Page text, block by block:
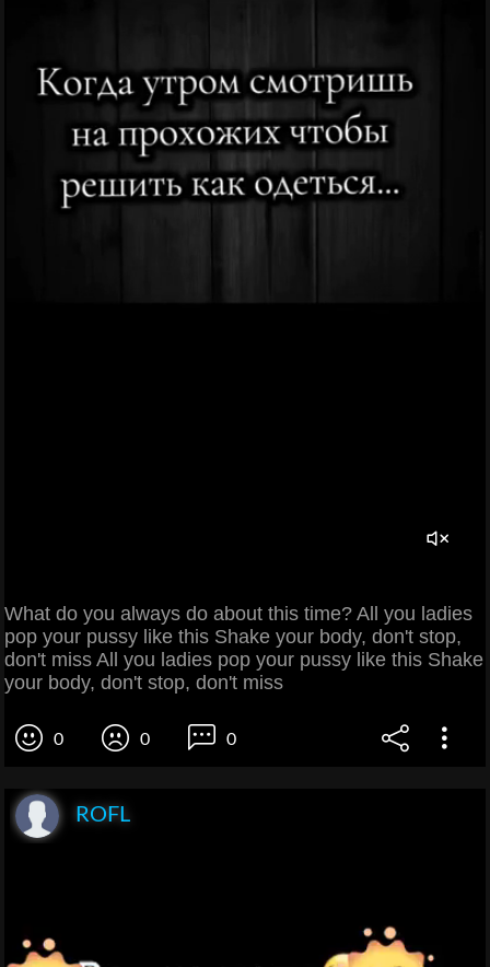
What do you always do about this time? All you ladies
pop your pussy like this Shake your body, don't stop,
don't miss All you ladies pop your pussy like this Shake
your body, don't stop, don't miss
0 0 0
ROFL